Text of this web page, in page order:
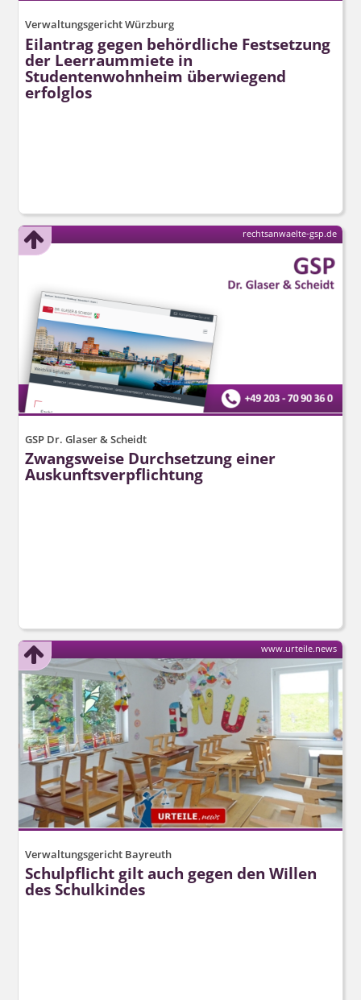
Verwaltungsgericht Würzburg
Eilantrag gegen behördliche Festsetzung
der Leerraummiete in
Studentenwohnheim überwiegend
erfolglos
GSP Dr. Glaser & Scheidt
Zwangsweise Durchsetzung einer
Auskunfts­verpflichtung
rechtsanwaelte-gsp.de
Verwaltungsgericht Bayreuth
Schulpflicht gilt auch gegen den Willen
des Schulkindes
www.urteile.news